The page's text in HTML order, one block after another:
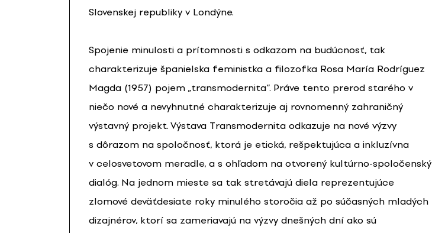
Slovenskej republiky v Londýne.
Spojenie minulosti a prítomnosti s odkazom na budúcnosť, tak
charakterizuje španielska feministka a filozofka Rosa María Rodríguez
Magda (1957) pojem „transmodernita“. Práve tento prerod starého v
niečo nové a nevyhnutné charakterizuje aj rovnomenný zahraničný
výstavný projekt. Výstava Transmodernita odkazuje na nové výzvy
s dôrazom na spoločnosť, ktorá je etická, rešpektujúca a inkluzívna
v celosvetovom meradle, a s ohľadom na otvorený kultúrno-spoločenský
dialóg. Na jednom mieste sa tak stretávajú diela reprezentujúce
zlomové deväťdesiate roky minulého storočia až po súčasných mladých
dizajnérov, ktorí sa zameriavajú na výzvy dnešných dní ako sú